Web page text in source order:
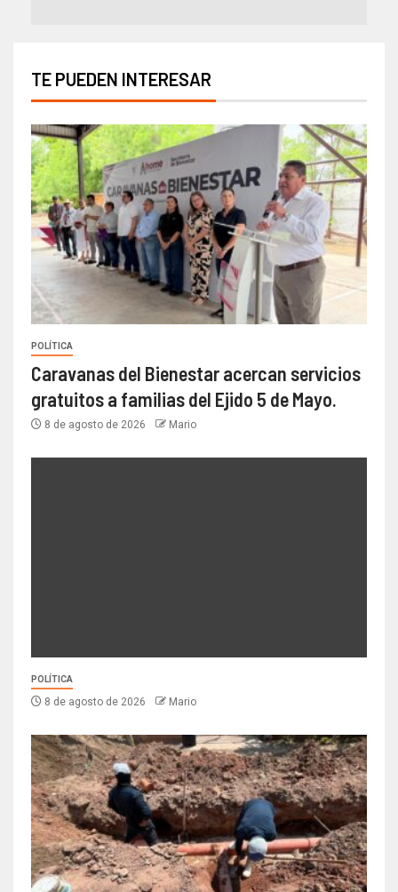
TE PUEDEN INTERESAR
POLÍTICA
Caravanas del Bienestar acercan servicios
gratuitos a familias del Ejido 5 de Mayo.
8 de agosto de 2026 Mario
POLÍTICA
8 de agosto de 2026 Mario